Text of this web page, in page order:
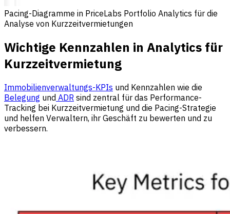
Pacing-Diagramme in PriceLabs Portfolio Analytics für die
Analyse von Kurzzeitvermietungen
Wichtige Kennzahlen in Analytics für
Kurzzeitvermietung
Immobilienverwaltungs-KPIs und Kennzahlen wie die
Belegung und ADR sind zentral für das Performance-
Tracking bei Kurzzeitvermietung und die Pacing-Strategie
und helfen Verwaltern, ihr Geschäft zu bewerten und zu
verbessern.